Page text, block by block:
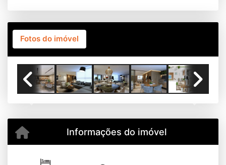
Fotos do imóvel
Informações do imóvel